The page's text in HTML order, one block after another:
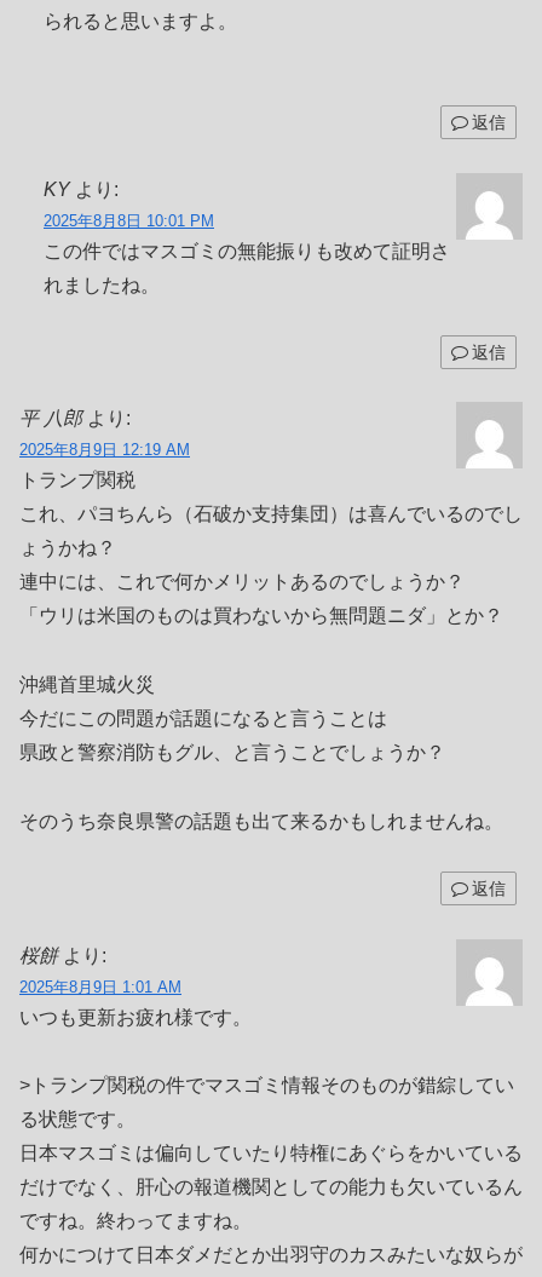
られると思いますよ。
返信
KY より:
2025年8月8日 10:01 PM
この件ではマスゴミの無能振りも改めて証明さ
れましたね。
返信
平 八郎 より:
2025年8月9日 12:19 AM
トランプ関税
これ、パヨちんら（石破か支持集団）は喜んでいるのでし
ょうかね？
連中には、これで何かメリットあるのでしょうか？
「ウリは米国のものは買わないから無問題ニダ」とか？
沖縄首里城火災
今だにこの問題が話題になると言うことは
県政と警察消防もグル、と言うことでしょうか？
そのうち奈良県警の話題も出て来るかもしれませんね。
返信
桜餅 より:
2025年8月9日 1:01 AM
いつも更新お疲れ様です。
>トランプ関税の件でマスゴミ情報そのものが錯綜してい
る状態です。
日本マスゴミは偏向していたり特権にあぐらをかいている
だけでなく、肝心の報道機関としての能力も欠いているん
ですね。終わってますね。
何かにつけて日本ダメだとか出羽守のカスみたいな奴らが